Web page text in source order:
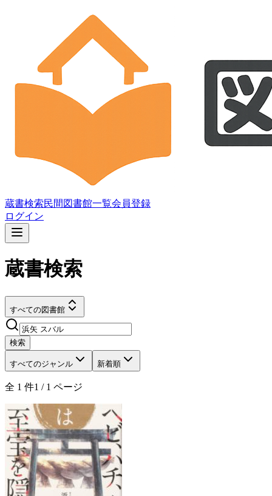
蔵書検索民間図書館一覧会員登録
ログイン
蔵書検索
すべての図書館
検索
すべてのジャンル 新着順
全 1 件1 / 1 ページ